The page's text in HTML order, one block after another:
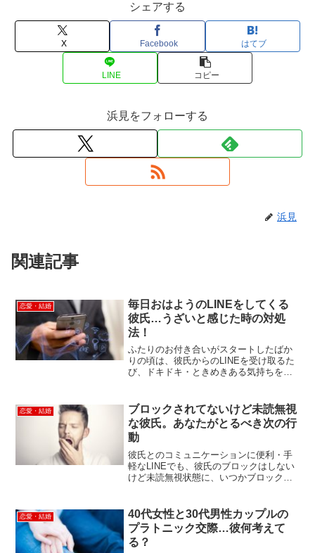
シェアする
X Facebook はてブ
LINE コピー
浜見をフォローする
浜見
関連記事
恋愛・結婚
毎日おはようのLINEをしてくる
彼氏…うざいと感じた時の対処
法！
ふたりのお付き合いがスタートしたばか
りの頃は、彼氏からのLINEを受け取るた
び、ドキドキ・ときめきある気持ちを持
と、特に朝の忙しい時間を過ごす女性に
とっては、『う...
恋愛・結婚
ブロックされてないけど未読無視
な彼氏。あなたがとるべき次の行
動
彼氏とのコミュニケーションに便利・手
軽なLINEでも、彼氏のブロックはしない
けど未読無視状態に、いつかブロックさ
見つ、付き合ってるんだよね、わたした
ちって…それともこれは...
恋愛・結婚
40代女性と30代男性カップルの
プラトニック交際…彼何考えて
る？